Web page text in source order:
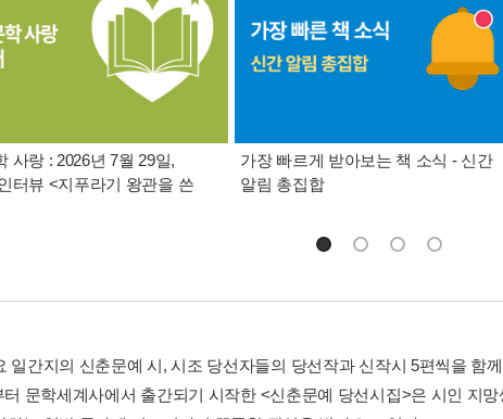
사랑 : 2026년 7월 29일,
터뷰 <지푸라기 왕관을 쓴
가장 빠르게 받아보는 책 소식 - 신간
알림 총집합
일간지의 신춘문예 시, 시조 당선자들의 당선작과 신작시 5편씩을 함
터 문학세계사에서 출간되기 시작한 <신춘문예 당선시집>은 시인 지